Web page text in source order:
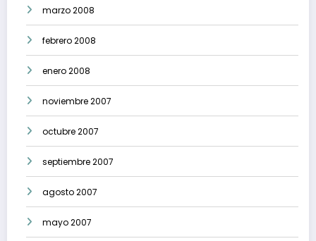
marzo 2008
febrero 2008
enero 2008
noviembre 2007
octubre 2007
septiembre 2007
agosto 2007
mayo 2007